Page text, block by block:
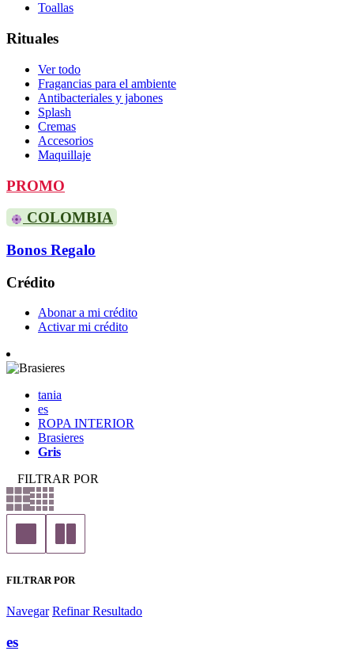
Toallas
Rituales
Ver todo
Fragancias para el ambiente
Antibacteriales y jabones
Splash
Cremas
Accesorios
Maquillaje
PROMO
COLOMBIA
Bonos Regalo
Crédito
Abonar a mi crédito
Activar mi crédito
tania
es
ROPA INTERIOR
Brasieres
Gris
FILTRAR POR
FILTRAR POR
Navegar Refinar Resultado
es